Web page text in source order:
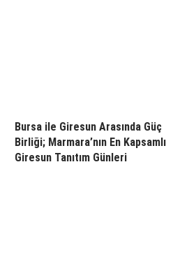
Bursa ile Giresun Arasında Güç
Birliği; Marmara’nın En Kapsamlı
Giresun Tanıtım Günleri